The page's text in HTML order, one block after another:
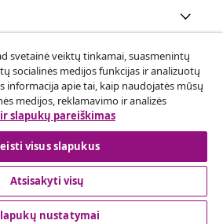
svetainė veiktų tinkamai, suasmenintų
socialinės medijos funkcijas ir analizuotų
informacija apie tai, kaip naudojatės mūsų
medijos, reklamavimo ir analizės
slapukų pareiškimas
visus slapukus
Atsisakyti visų
nustatymai